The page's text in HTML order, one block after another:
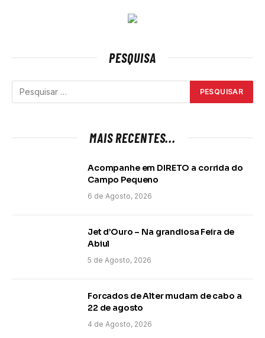
PESQUISA
MAIS RECENTES...
Acompanhe em DIRETO a corrida do
Campo Pequeno
6 de Agosto, 2026
Jet d’Ouro – Na grandiosa Feira de
Abiul
5 de Agosto, 2026
Forcados de Alter mudam de cabo a
22 de agosto
4 de Agosto, 2026